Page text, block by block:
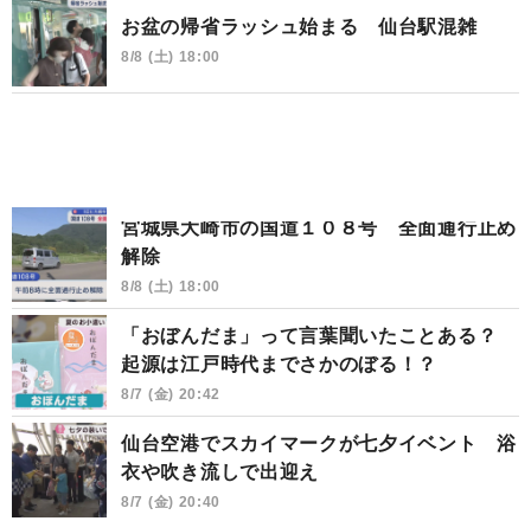
お盆の帰省ラッシュ始まる 仙台駅混雑
8/8 (土) 18:00
宮城県大崎市の国道１０８号 全面通行止め
解除
8/8 (土) 18:00
「おぼんだま」って言葉聞いたことある？
起源は江戸時代までさかのぼる！？
8/7 (金) 20:42
仙台空港でスカイマークが七夕イベント 浴
衣や吹き流しで出迎え
8/7 (金) 20:40